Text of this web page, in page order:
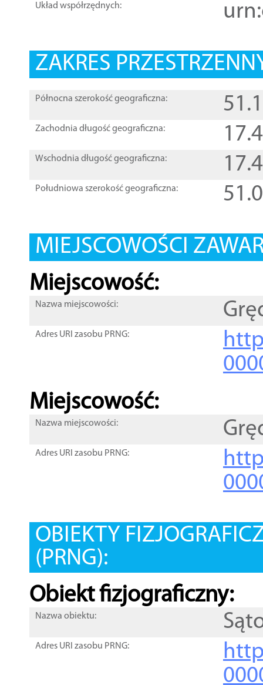
Układ współrzędnych:
ZAKRES
Północna szerokość geograficzna:
Zachodnia długość geograficzna:
Wschodnia długość geograficzna:
Południowa szerokość geograficzna:
MIEJSCOWOŚCI
Miejscowość:
Nazwa miejscowości:
Adres URI zasobu PRNG:
Miejscowość:
Nazwa miejscowości:
Adres URI zasobu PRNG:
OBIEKTY
(PRNG):
Obiekt fizjograficzny:
Nazwa obiektu:
Adres URI zasobu PRNG: